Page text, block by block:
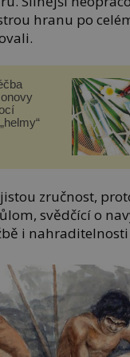
hranu po
zručnost,
svědčící o
i